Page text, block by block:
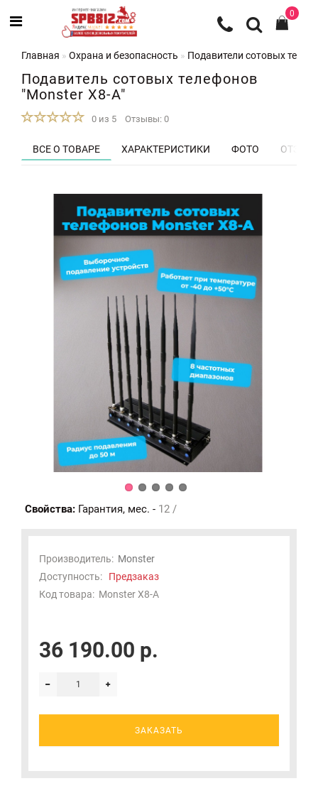
0
Главная Охрана и безопасность Подавители сотовых
Подавитель сотовых телефонов
"Monster X8-A"
0 из 5 Отзывы: 0
ВСЕ О ТОВАРЕ ХАРАКТЕРИСТИКИ ФОТО
Свойства: Гарантия, мес. - 12 /
Производитель: Monster
Доступность: Предзаказ
Код товара: Monster X8-A
36 190.00 р.
ЗАКАЗАТЬ